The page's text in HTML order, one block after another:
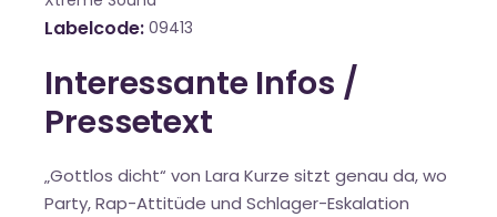
Labelcode 09413
Interessante Infos /
Pressetext
„Gottlos dicht“ von Lara Kurze sitzt genau da, wo
Party, Rap-Attitüde und Schlager-Eskalation